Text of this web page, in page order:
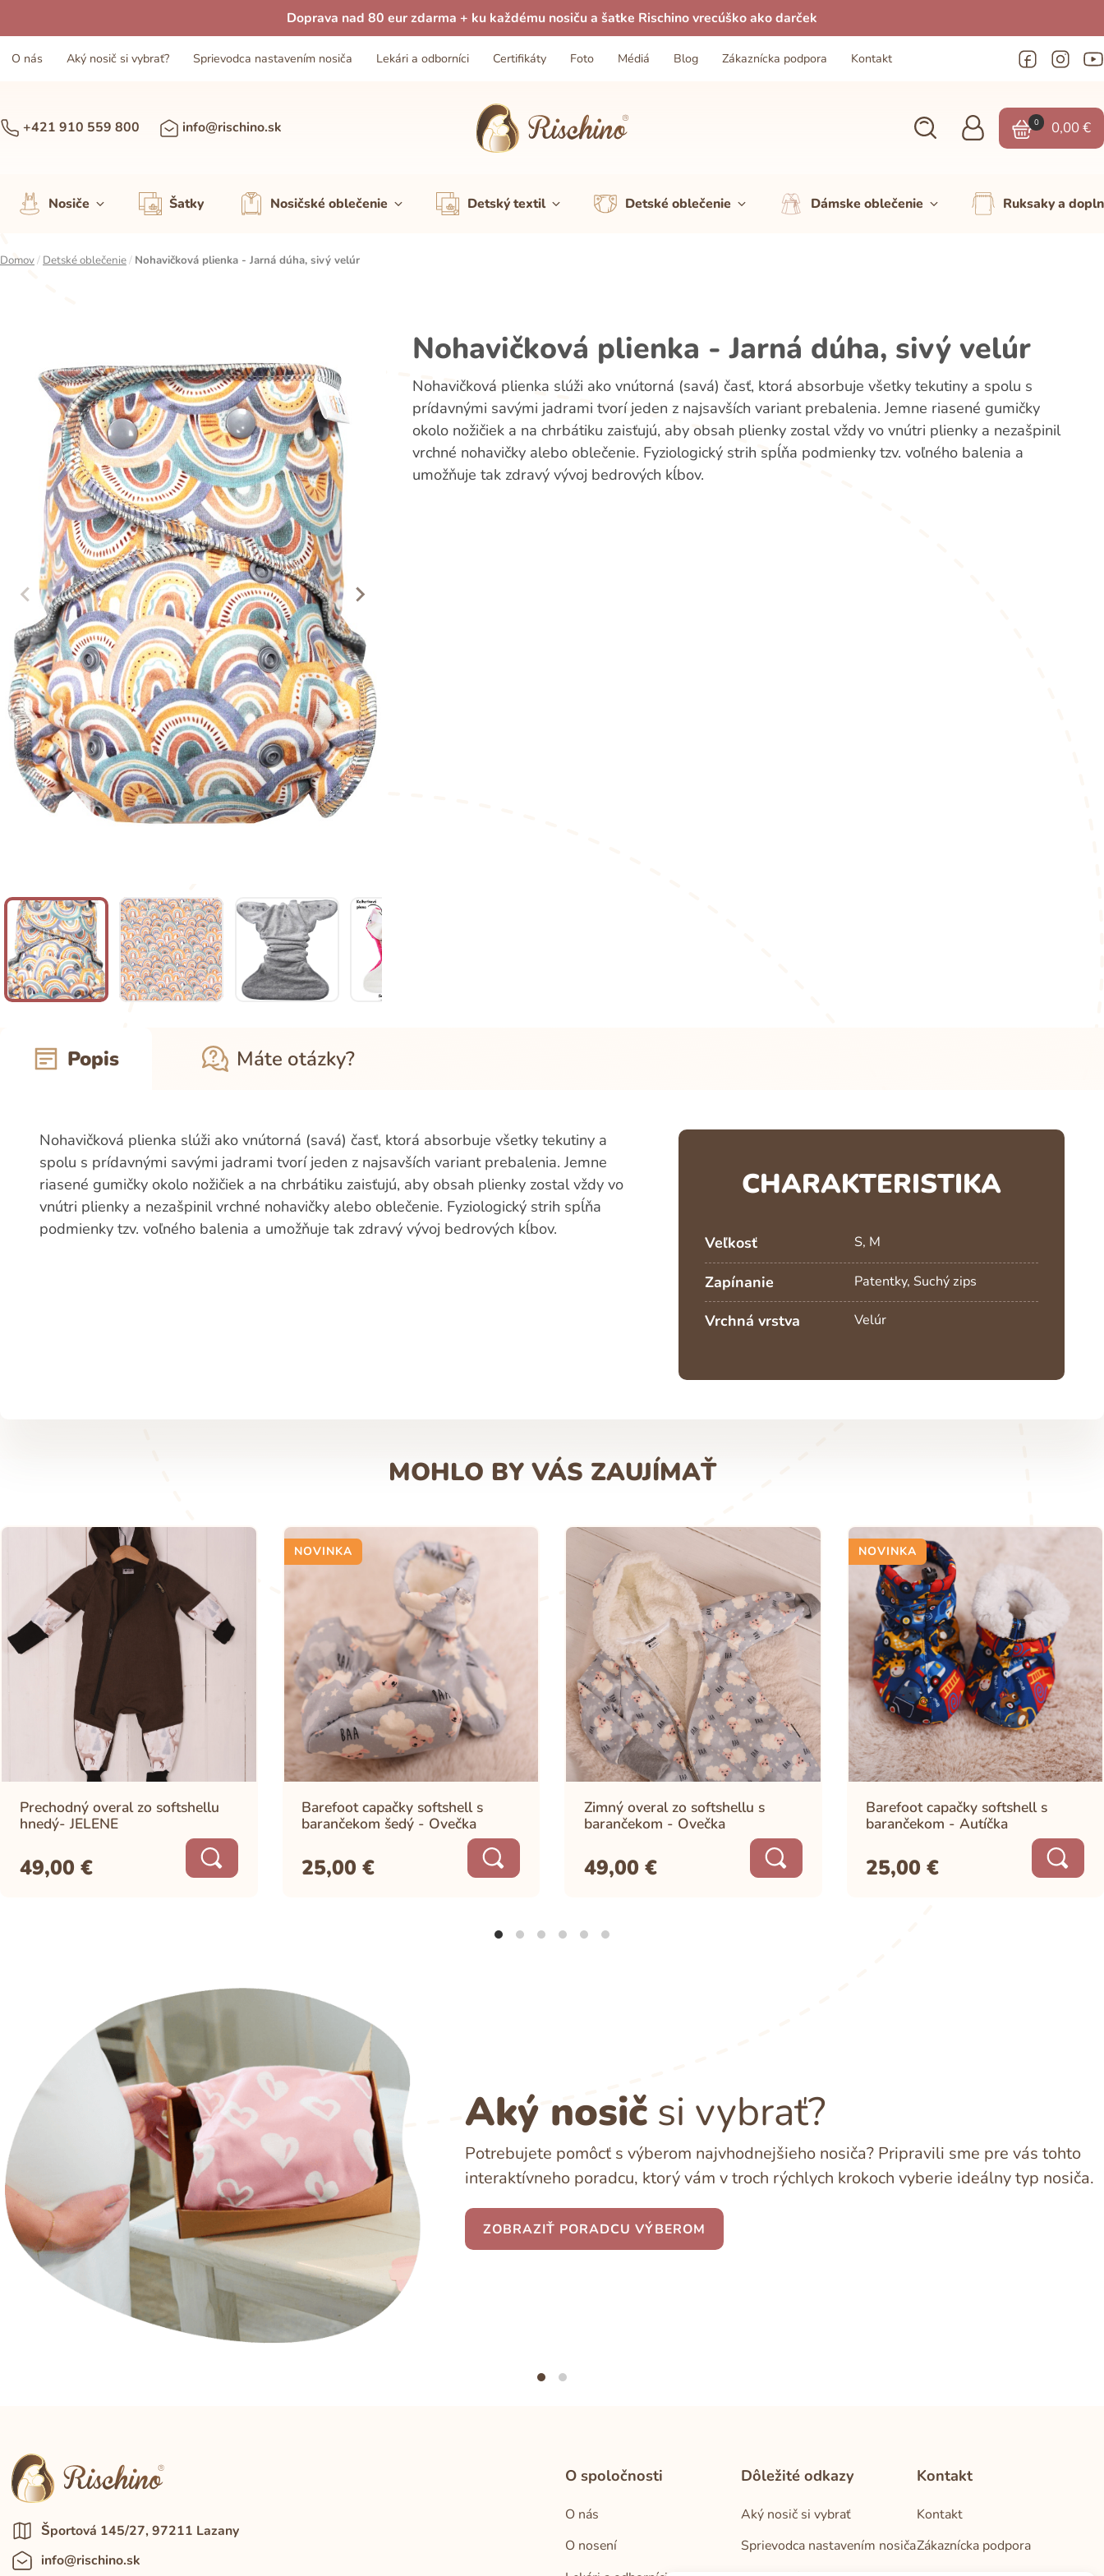
Doprava nad 80 eur zdarma + ku každému nosiču a šatke Rischino vrecúško ako darček
O nás Aký nosič si vybrať? Sprievodca nastavením nosiča Lekári a odborníci Certifikáty Foto Médiá Blog Zákaznícka podpora Kontakt
+421 910 559 800 info@rischino.sk 0 0,00€
Nosiče Šatky Nosičské oblečenie Detský textil Detské oblečenie Dámske oblečenie Ruksaky a
Domov/ Detské oblečenie/ Nohavičková plienka - Jarná dúha, sivý velúr
Nohavičková plienka - Jarná dúha, sivý velúr
Nohavičková plienka slúži ako vnútorná (savá) časť, ktorá absorbuje všetky tekutiny a spolu s
prídavnými savými jadrami tvorí jeden z najsavších variant prebalenia. Jemne riasené gumičky
okolo nožičiek a na chrbátiku zaisťujú, aby obsah plienky zostal vždy vo vnútri plienky a nezašpinil
vrchné nohavičky alebo oblečenie. Fyziologický strih spĺňa podmienky tzv. voľného balenia a
umožňuje tak zdravý vývoj bedrových kĺbov.
Popis Máte otázky?
Nohavičková plienka slúži ako vnútorná (savá) časť, ktorá absorbuje všetky tekutiny a
spolu s prídavnými savými jadrami tvorí jeden z najsavších variant prebalenia. Jemne
riasené gumičky okolo nožičiek a na chrbátiku zaisťujú, aby obsah plienky zostal vždy vo
vnútri plienky a nezašpinil vrchné nohavičky alebo oblečenie. Fyziologický strih spĺňa
podmienky tzv. voľného balenia a umožňuje tak zdravý vývoj bedrových kĺbov.
CHARAKTERISTIKA
Veľkosť S, M
Zapínanie Patentky, Suchý zips
Vrchná vrstva Velúr
MOHLO BY VÁS ZAUJÍMAŤ
Prechodný overal zo softshellu
hnedý- JELENE
49,00 €
NOVINKA
Barefoot capačky softshell s
barančekom šedý - Ovečka
25,00€
Zimný overal zo softshellu s
barančekom - Ovečka
49,00 €
NOVINKA
Barefoot capačky softshell s
barančekom - Autíčka
25,00€
Aký nosič si vybrať?
Potrebujete pomôcť s výberom najvhodnejšieho nosiča? Pripravili sme pre vás tohto
interaktívneho poradcu, ktorý vám v troch rýchlych krokoch vyberie ideálny typ nosiča.
ZOBRAZIŤ PORADCU VÝBEROM
Športová 145/27, 97211 Lazany
info@rischino.sk
O spoločnosti
O nás
O nosení
Dôležité odkazy
Aký nosič si vybrať
Sprievodca nastavením nosiča
Kontakt
Kontakt
Zákaznícka podpora